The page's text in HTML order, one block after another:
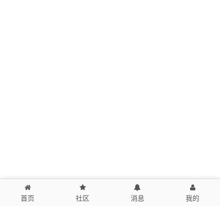
首页 社区 消息 我的